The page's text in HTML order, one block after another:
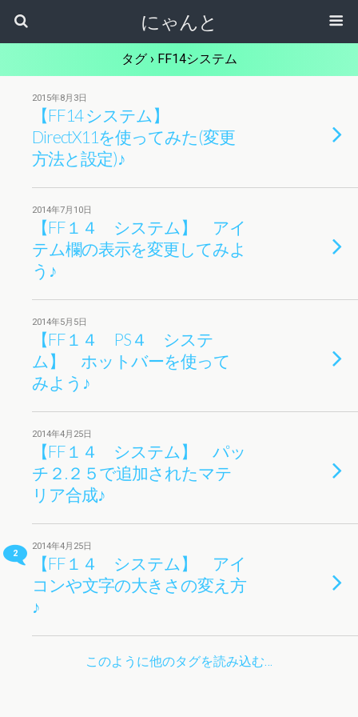
にゃんと
タグ › FF14システム
2015年8月3日
【FF14 システム】
DirectX11を使ってみた(変更
方法と設定)♪
2014年7月10日
【FF１４ システム】 アイ
テム欄の表示を変更してみよ
う♪
2014年5月5日
【FF１４ PS４ システ
ム】 ホットバーを使って
みよう♪
2014年4月25日
【FF１４ システム】 パッ
チ２.２５で追加されたマテ
リア合成♪
2
2014年4月25日
【FF１４ システム】 アイ
コンや文字の大きさの変え方
♪
このように他のタグを読み込む…